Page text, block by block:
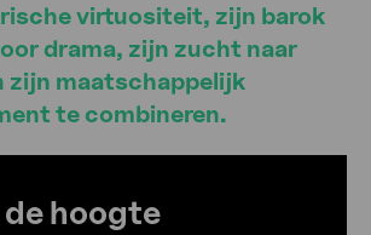
virtuositeit, zijn barok
drama, zijn zucht naar
zijn maatschappelijk
te combineren.
hoogte